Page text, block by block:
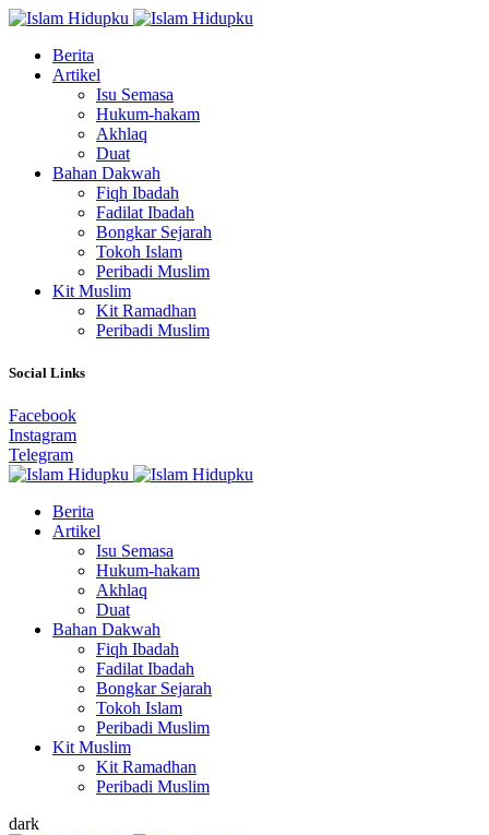
Berita
Artikel
Isu Semasa
Hukum-hakam
Akhlaq
Duat
Bahan Dakwah
Fiqh Ibadah
Fadilat Ibadah
Bongkar Sejarah
Tokoh Islam
Peribadi Muslim
Kit Muslim
Kit Ramadhan
Peribadi Muslim
Social Links
Facebook
Instagram
Telegram
Berita
Artikel
Isu Semasa
Hukum-hakam
Akhlaq
Duat
Bahan Dakwah
Fiqh Ibadah
Fadilat Ibadah
Bongkar Sejarah
Tokoh Islam
Peribadi Muslim
Kit Muslim
Kit Ramadhan
Peribadi Muslim
dark